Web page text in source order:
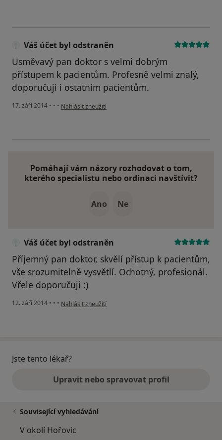
Váš účet byl odstraněn
Usměvavý pan doktor s velmi dobrým
přístupem k pacientům. Profesně velmi znalý,
doporučuji i ostatním pacientům.
17. září 2014 • • • podle názoru uživatele Váš účet byl odstraněn
Nahlásit zneužití
Pomáhají vám názory rozhodovat o tom,
kterého specialistu nebo ordinaci navštívit?
Ano Ne
Váš účet byl odstraněn
Příjemný pan doktor, skvělí přístup k pacientům,
vše srozumitelně vysvětlí. Ochotný, profesionál.
Vřele doporučuji :)
12. září 2014 • • • podle názoru uživatele Váš účet byl odstraněn
Nahlásit zneužití
Jste tento lékař?
Upravit nebo spravovat profil
Související vyhledávání
V okolí Hořovic